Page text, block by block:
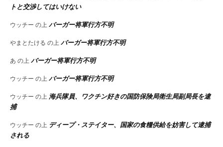
トと交渉してはいけない
ウッチー の上 バーガー将軍行方不明
やまとたける の上 バーガー将軍行方不明
あ の上 バーガー将軍行方不明
ウッチー の上 バーガー将軍行方不明
ウッチー の上 海兵隊員、ワクチン好きの国防保険局衛生局副局長を逮
捕
ウッチー の上 ディープ・ステイター、国家の食糧供給を妨害して逮捕
される